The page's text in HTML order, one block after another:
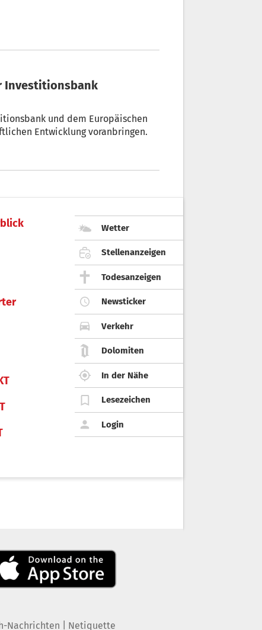
und dem Europäischen
Entwicklung voranbringen.
Wetter
Stellenanzeigen
Todesanzeigen
Newsticker
Verkehr
Dolomiten
In der Nähe
Lesezeichen
Login
Nachrichten Netiquette